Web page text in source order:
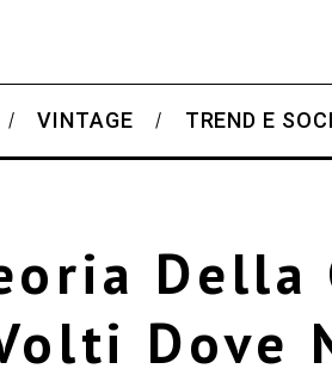
VINTAGE TREND E
Della
Dove